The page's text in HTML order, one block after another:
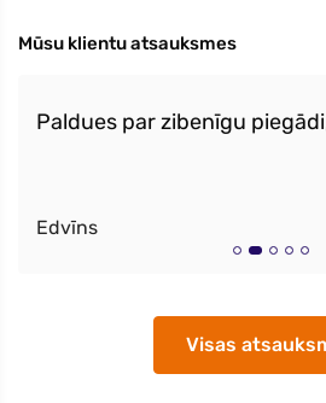
Mūsu klientu atsauksmes
Paldues par zibenīgu
Edvīns
Visas